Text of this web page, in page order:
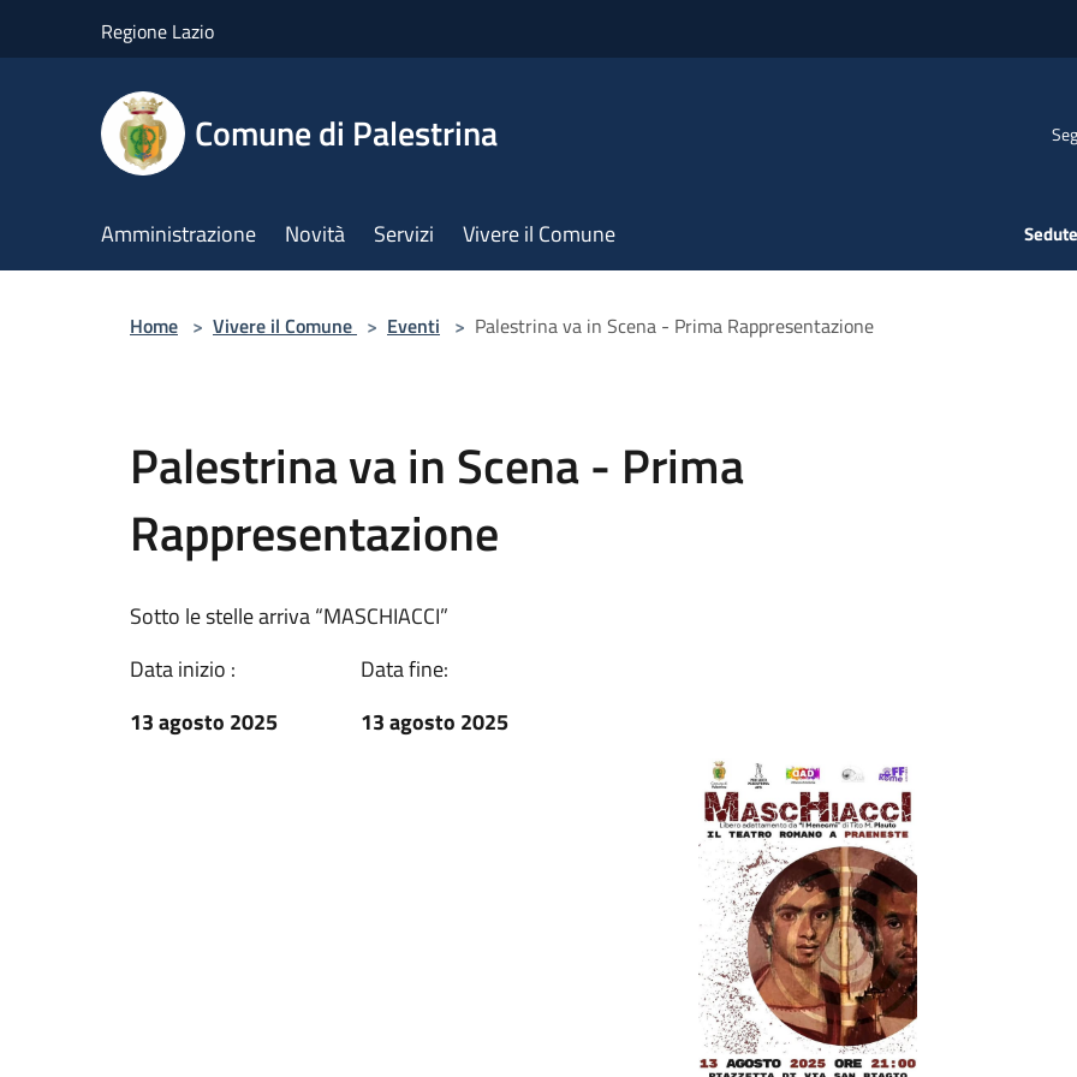
Regione Lazio
Comune di Palestrina
Amministrazione Novità Servizi Vivere il Comune
Home > Vivere il Comune > Eventi > Palestrina va in Scena - Prima Rappresentazione
Palestrina va in Scena - Prima
Rappresentazione
Sotto le stelle arriva “MASCHIACCI”
Data inizio :
13 agosto 2025
Data fine:
13 agosto 2025